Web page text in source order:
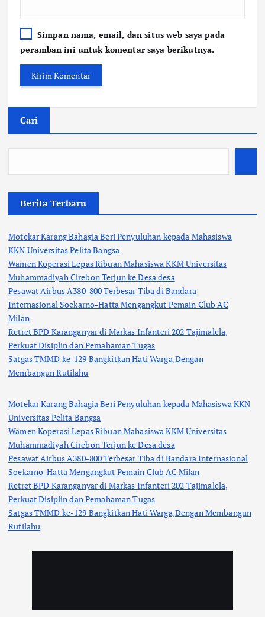
Simpan nama, email, dan situs web saya pada
peramban ini untuk komentar saya berikutnya.
Cari
Berita Terbaru
Motekar Karang Bahagia Beri Penyuluhan kepada Mahasiswa
KKN Universitas Pelita Bangsa
Wamen Koperasi Lepas Ribuan Mahasiswa KKM Universitas
Muhammadiyah Cirebon Terjun ke Desa desa
Pesawat Airbus A380-800 Terbesar Tiba di Bandara
Internasional Soekarno-Hatta Mengangkut Pemain Club AC
Milan
Retret BPD Karanganyar di Markas Infanteri 202 Tajimalela,
Perkuat Disiplin dan Pemahaman Tugas
Satgas TMMD ke-129 Bangkitkan Hati Warga,Dengan
Membangun Rutilahu
Motekar Karang Bahagia Beri Penyuluhan kepada Mahasiswa KKN
Universitas Pelita Bangsa
Wamen Koperasi Lepas Ribuan Mahasiswa KKM Universitas
Muhammadiyah Cirebon Terjun ke Desa desa
Pesawat Airbus A380-800 Terbesar Tiba di Bandara Internasional
Soekarno-Hatta Mengangkut Pemain Club AC Milan
Retret BPD Karanganyar di Markas Infanteri 202 Tajimalela,
Perkuat Disiplin dan Pemahaman Tugas
Satgas TMMD ke-129 Bangkitkan Hati Warga,Dengan Membangun
Rutilahu